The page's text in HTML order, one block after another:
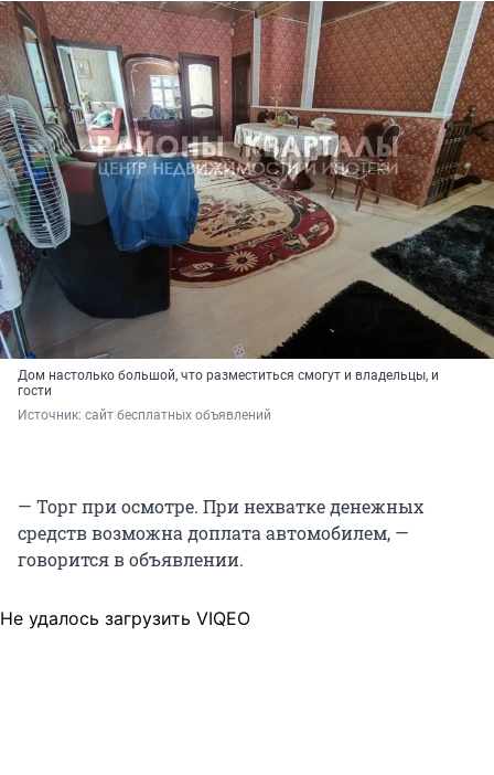
Дом настолько большой, что разместиться смогут и владельцы, и
гости
Источник: сайт бесплатных объявлений
— Торг при осмотре. При нехватке денежных
средств возможна доплата автомобилем, —
говорится в объявлении.
Не удалось загрузить VIQEO